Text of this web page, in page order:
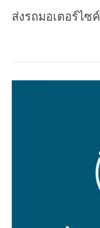
ส่งรถมอเตอร์ไซค์